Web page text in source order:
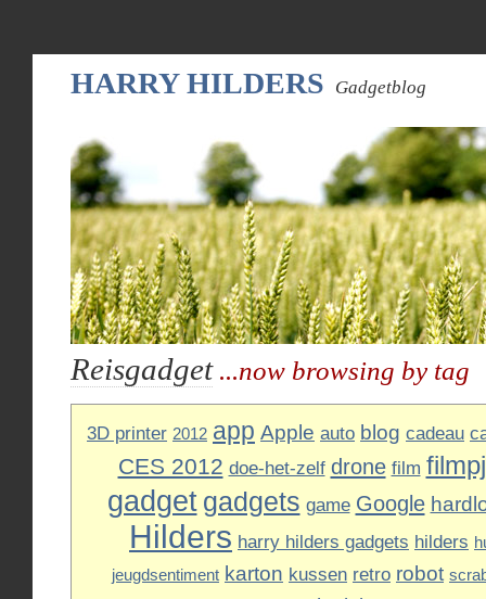
HARRY HILDERS Gadgetblog
Reisgadget...now browsing by tag
3D printer 2012 app Apple auto blog cadeau
CES 2012 doe-het-zelf drone film
gadget gadgets game Google
Hilders harry hilders gadgets hilders
jeugdsentiment karton kussen retro robot